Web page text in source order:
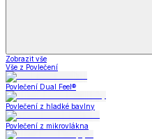
Zobrazit vše
Vše z Koupelna
Ručníky a osušky
Koupelnové předložky